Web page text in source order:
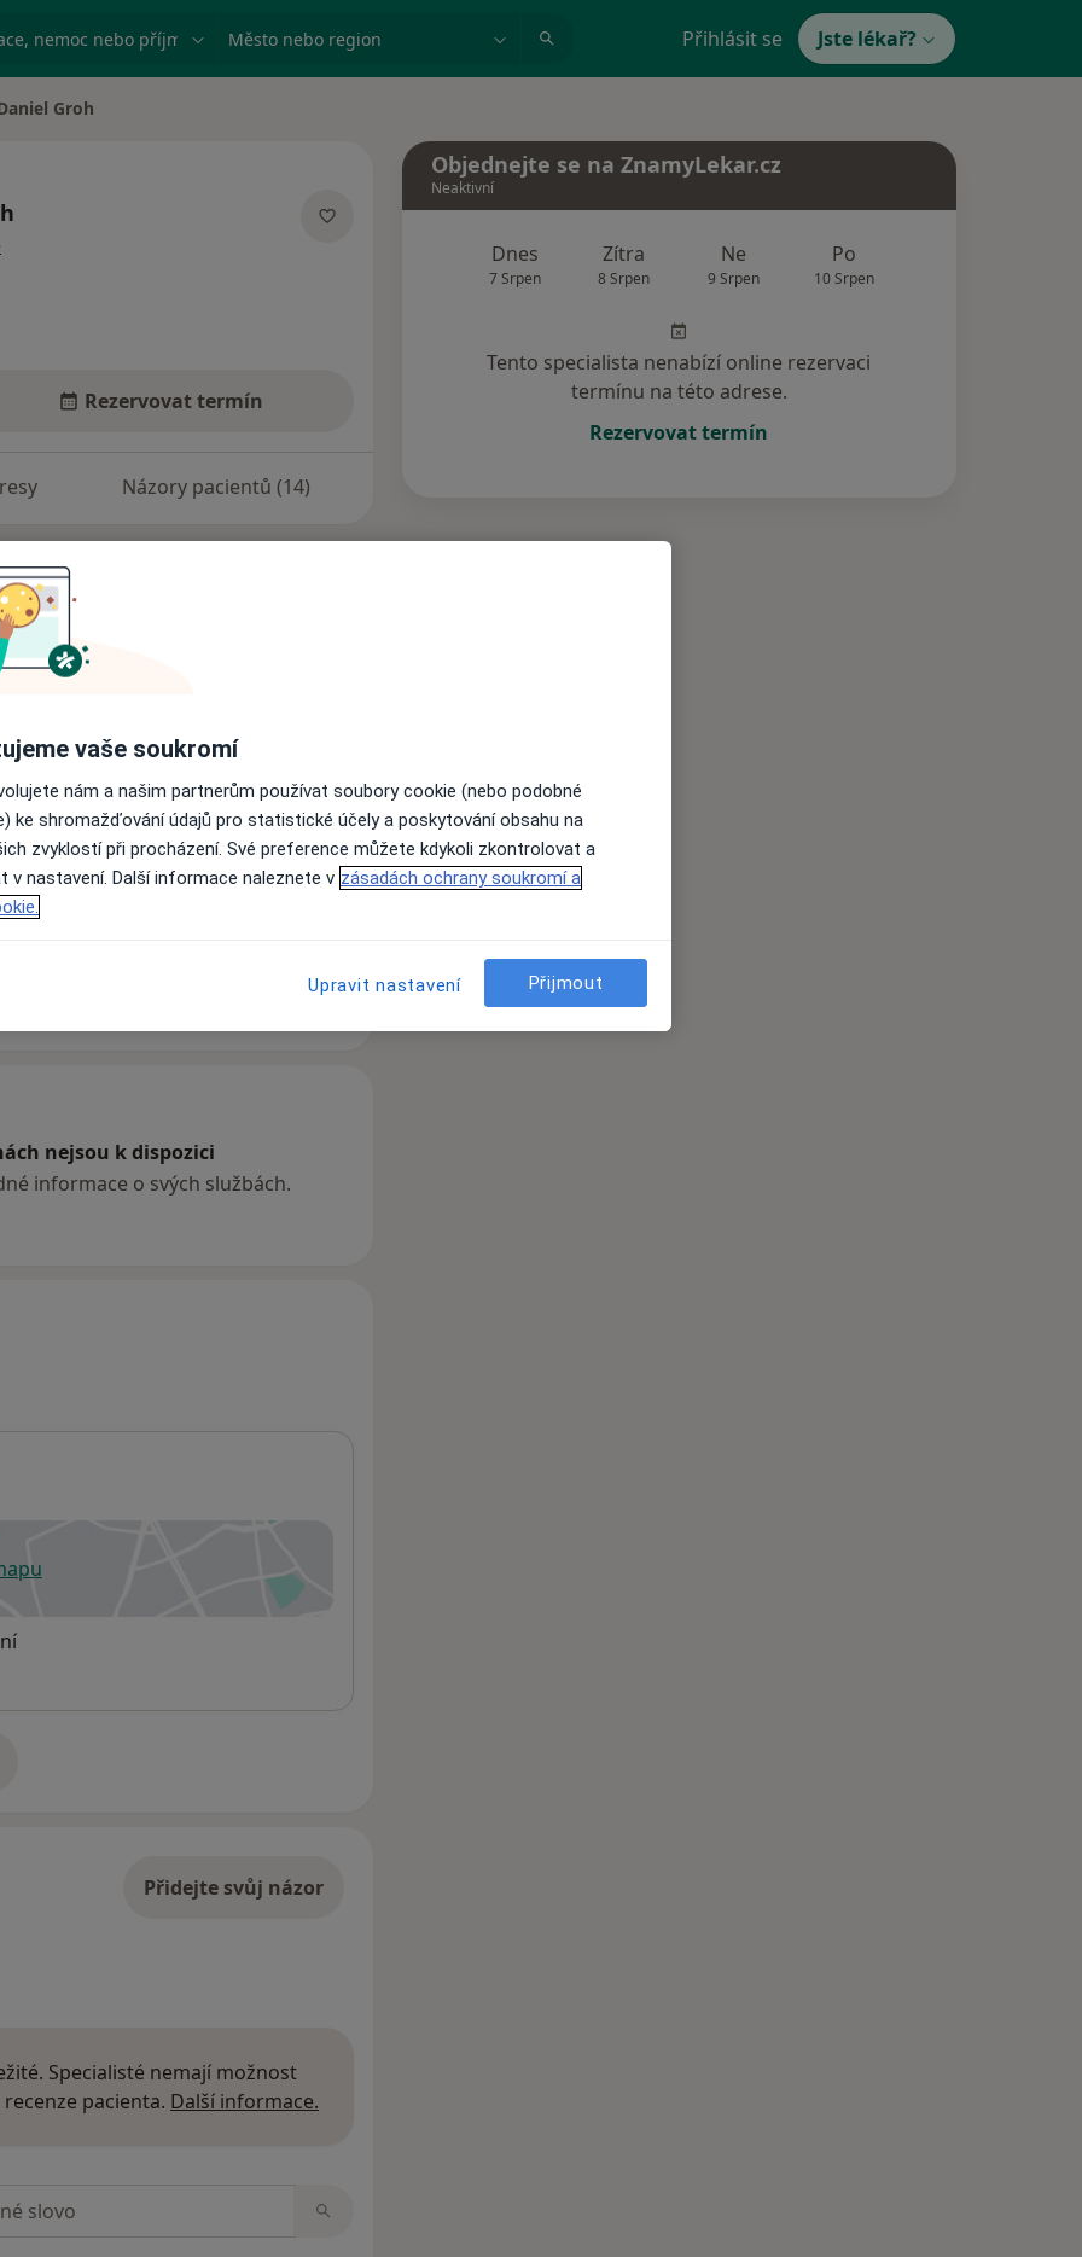
nemoc nebo příjmení Město nebo region Přihlásit se Jste lékař?
městaGroh
Rezervovat termín
Názory pacientů (14)
a Tinnitus poradny
v Augsburgu (Německo)
nosní a krční 2. LF UK a FN v Motole
v Denveru, Colorado
v Bernu (Švýcarsko)
lékař na ORL klinice FN Hradec Králové
(Hradec Králové)
(akce IPVZ)
let)
hlavy a krku Augsburg (Německo)
nejsou k dispozici
informace o svých službách.
v nové záložce
Přidejte svůj názor
Specialisté nemají možnost
pacienta. Další informace.
Objednejte se na ZnamyLekar.cz
Neaktivní
Dnes
7 Srpen
Zítra
8 Srpen
Ne
9 Srpen
Po
10 Srpen
Tento specialista nenabízí online rezervaci
termínu na této adrese.
Rezervovat termín
vaše soukromí
nám a našim partnerům používat soubory cookie (nebo podobné
ke shromažďování údajů pro statistické účely a poskytování obsahu na
zvyklostí při procházení. Své preference můžete kdykoli zkontrolovat a
v nastavení. Další informace naleznete v zásadách ochrany soukromí a
Upravit nastavení Přijmout